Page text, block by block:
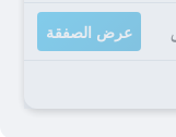
عرض الصفقة